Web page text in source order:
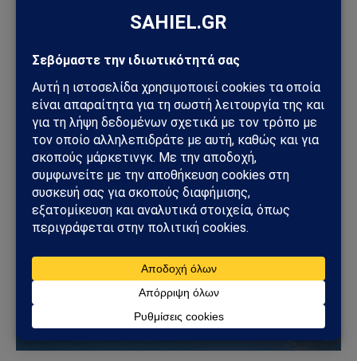
ΓΕΩΣΤΡΑΤΗΓΙΚΉ
Ρωσία: Δορυφορικές εικόνες αποκαλύπτουν νέα
οχυρωμένα καταφύγια αεροσκαφών – Η Μόσχα
προετοιμάζεται για βαθύτερο πόλεμο φθοράς
31/07/2026